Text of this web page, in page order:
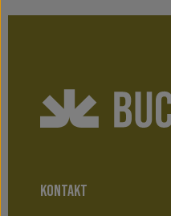
KONTAKT